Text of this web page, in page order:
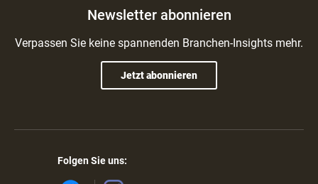
Newsletter abonnieren
Verpassen Sie keine spannenden Branchen-Insights mehr.
Jetzt abonnieren
Folgen Sie uns: